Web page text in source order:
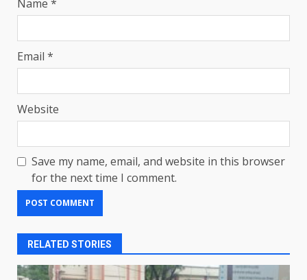
Name *
Email *
Website
Save my name, email, and website in this browser
for the next time I comment.
RELATED STORIES